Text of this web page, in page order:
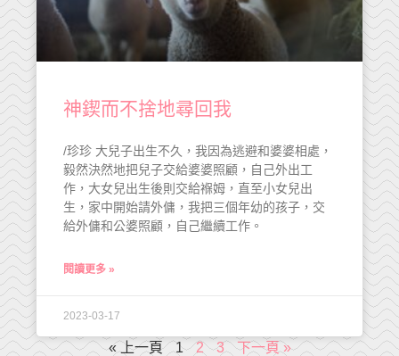
神鍥而不捨地尋回我
/珍珍 大兒子出生不久，我因為逃避和婆婆相處，
毅然決然地把兒子交給婆婆照顧，自己外出工
作，大女兒出生後則交給褓姆，直至小女兒出
生，家中開始請外傭，我把三個年幼的孩子，交
給外傭和公婆照顧，自己繼續工作。
閱讀更多 »
2023-03-17
« 上一頁 1 2 3 下一頁 »